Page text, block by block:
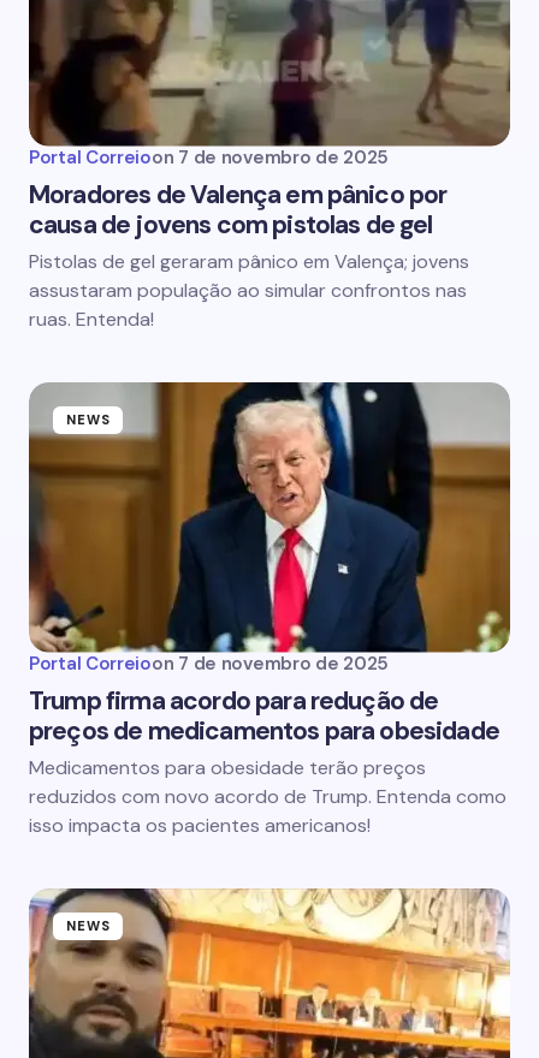
Portal Correioon 7 de novembro de 2025
Moradores de Valença em pânico por
causa de jovens com pistolas de gel
Pistolas de gel geraram pânico em Valença; jovens
assustaram população ao simular confrontos nas
ruas. Entenda!
NEWS
Portal Correioon 7 de novembro de 2025
Trump firma acordo para redução de
preços de medicamentos para obesidade
Medicamentos para obesidade terão preços
reduzidos com novo acordo de Trump. Entenda como
isso impacta os pacientes americanos!
NEWS